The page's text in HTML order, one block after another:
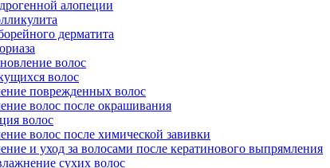
алопеции
дерматита
волос
волос
поврежденных волос
волос после окрашивания
волос
волос после химической завивки
и уход за волосами после кератинового выпрямления
сухих волос